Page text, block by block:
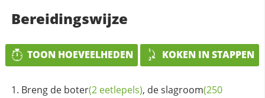
Bereidingswijze
TOON HOEVEELHEDEN KOKEN IN STAPPEN
Breng de boter(2 eetlepels), deslagroom(250